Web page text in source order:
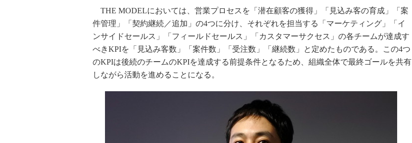
THE MODELにおいては、営業プロセスを「潜在顧客の獲得」「見込み客の育成」「案
件管理」「契約継続／追加」の4つに分け、それぞれを担当する「マーケティング」「イ
ンサイドセールス」「フィールドセールス」「カスタマーサクセス」の各チームが達成す
べきKPIを「見込み客数」「案件数」「受注数」「継続数」と定めたものである。この4つ
のKPIは後続のチームのKPIを達成する前提条件となるため、組織全体で最終ゴールを共有
しながら活動を進めることになる。